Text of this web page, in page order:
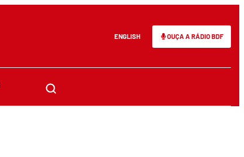
ENGLISH OUÇA A RÁDIO BDF